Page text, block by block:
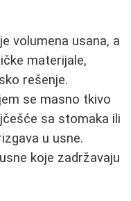
volumena usana, a
materijale,
rešenje.
se masno tkivo
sa stomaka ili
u usne.
koje zadržavaju